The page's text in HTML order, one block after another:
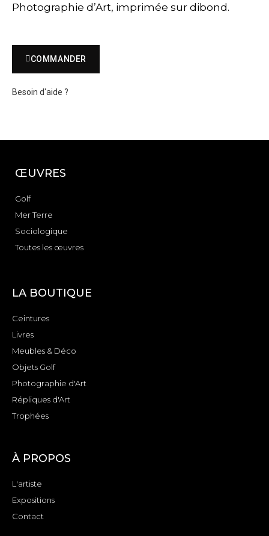
Photographie d’Art, imprimée sur dibond.
COMMANDER
Besoin d'aide ?
ŒUVRES
Golf
Mer Terre
Sociologique
Toutes les œuvres
LA BOUTIQUE
Ceintures
Livres
Meubles & Déco
Objets Golf
Photographie d'Art
Répliques d'Art
Trophées
À PROPOS
L'artiste
Expositions
Contact